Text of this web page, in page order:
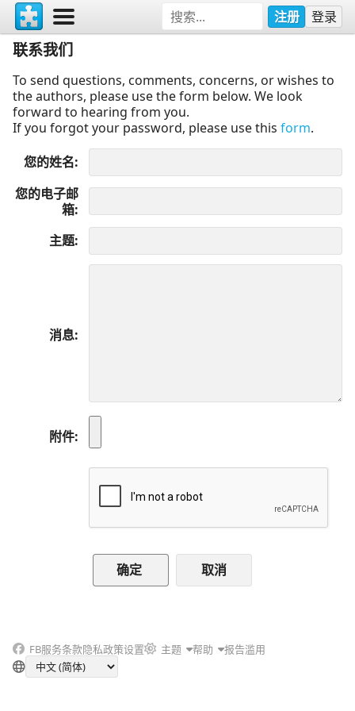
注册 登录
联系我们
To send questions, comments, concerns, or wishes to
the authors, please use the form below. We look
forward to hearing from you.
If you forgot your password, please use this form.
您的姓名
您的电子邮
箱
主题
消息
附件
取消
FB服务条款隐私政策设置 主题 帮助 报告滥用